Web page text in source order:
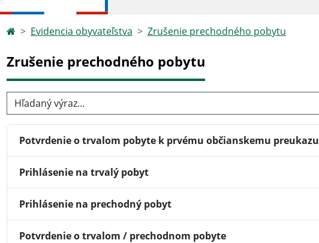
Evidencia obyvateľstva Zrušenie prechodného pobytu
Zrušenie prechodného pobytu
Hľadaný výraz...
Potvrdenie o trvalom pobyte k prvému občianskemu preukazu
Prihlásenie na trvalý pobyt
Prihlásenie na prechodný pobyt
Potvrdenie o trvalom / prechodnom pobyte